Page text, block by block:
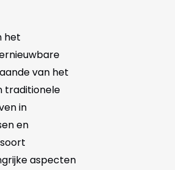
het
van het
traditionele
in
en
aspecten